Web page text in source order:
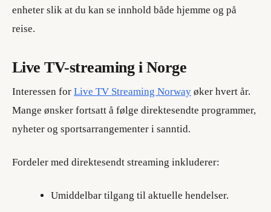
enheter slik at du kan se innhold både hjemme og på
reise.
Live TV-streaming i Norge
Interessen for Live TV Streaming Norway øker hvert år.
Mange ønsker fortsatt å følge direktesendte programmer,
nyheter og sportsarrangementer i sanntid.
Fordeler med direktesendt streaming inkluderer:
Umiddelbar tilgang til aktuelle hendelser.